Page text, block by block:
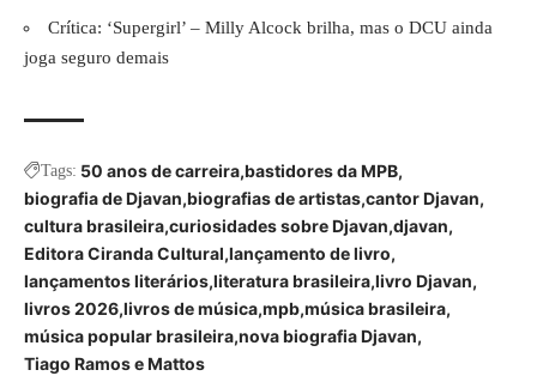
Crítica: ‘Supergirl’ – Milly Alcock brilha, mas o DCU ainda
joga seguro demais
Tags: 50 anos de carreira bastidores da MPB
biografia de Djavan biografias de artistas cantor Djavan
cultura brasileira curiosidades sobre Djavan djavan
Editora Ciranda Cultural lançamento de livro
lançamentos literários literatura brasileira livro Djavan
livros 2026 livros de música mpb música brasileira
música popular brasileira nova biografia Djavan
Tiago Ramos e Mattos